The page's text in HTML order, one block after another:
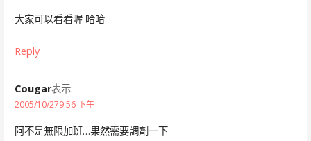
大家可以看看喔 哈哈
Reply
Cougar表示:
2005/10/279:56 下午
阿不是無限加班…果然需要調劑一下